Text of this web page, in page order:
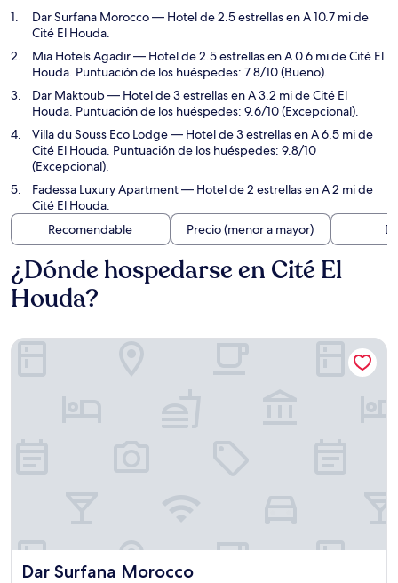
Dar Surfana Morocco— Hotel de 2.5 estrellas en A 10.7 mi de
Cité El Houda.
Mia Hotels Agadir— Hotel de 2.5 estrellas en A 0.6 mi de Cité El
Houda. Puntuación de los huéspedes: 7.8/10 (Bueno).
Dar Maktoub— Hotel de 3 estrellas en A 3.2 mi de Cité El
Houda. Puntuación de los huéspedes: 9.6/10 (Excepcional).
Villa du Souss Eco Lodge— Hotel de 3 estrellas en A 6.5 mi de
Cité El Houda. Puntuación de los huéspedes: 9.8/10
(Excepcional).
Fadessa Luxury Apartment— Hotel de 2 estrellas en A 2 mi de
Cité El Houda.
Recomendable
Precio (menor a mayor)
¿Dónde hospedarse en Cité El
Houda?
Dar Surfana Morocco
Dar Surfana Morocco
Dar Surfana Morocco